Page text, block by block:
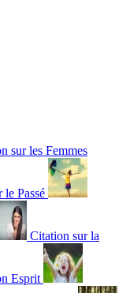
sur les Femmes
le Passé
Citation sur la
Esprit